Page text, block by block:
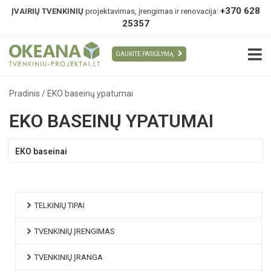
ĮVAIRIŲ TVENKINIŲ projektavimas, įrengimas ir renovacija: +370 628
25357
GAUKITE PASIŪLYMĄ
Pradinis / EKO baseinų ypatumai
TELKINIŲ TIPAI
TVENKINIŲ ĮRENGIMAS
TVENKINIŲ ĮRANGA
EKO BASEINŲ YPATUMAI
EKO baseinai